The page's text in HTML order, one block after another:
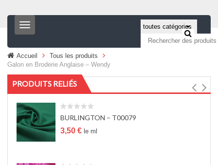
T
o
l
e
a
v
i
g
a
t
i
Accueil
Tous les produits
Galon en Broderie Anglaise – Wendy
PRODUITS RELIÉS
BURLINGTON – T00079
3,50 € le ml